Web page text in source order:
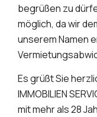
begrüßen zu
möglich, da wir
unserem Namen
Es grüßt Sie
IMMOBILIEN
mit mehr als 28